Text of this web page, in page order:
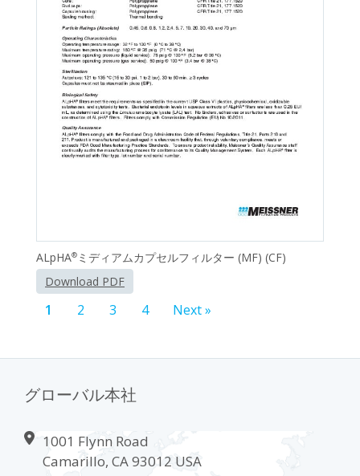
ALpHA® ミディアムカプセルフィルター (MF) (CF)
Download PDF
1 2 3 4 Next »
グローバル本社
1001 Flynn Road
Camarillo, CA 93012 USA